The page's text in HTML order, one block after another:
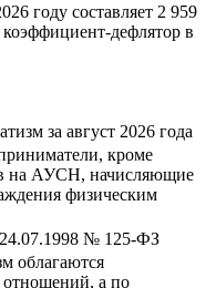
году составляет 2 959
дефлятор в
за август 2026 года
кроме
на АУСН, начисляющие
физическим
24.07.1998 № 125-ФЗ
облагаются
отношений, а по